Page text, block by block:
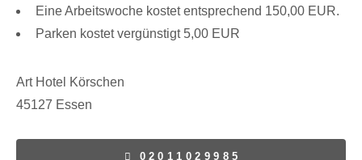
Eine Arbeitswoche kostet entsprechend 150,00 EUR.
Parken kostet vergünstigt 5,00 EUR
Art Hotel Körschen
45127 Essen
02011029985